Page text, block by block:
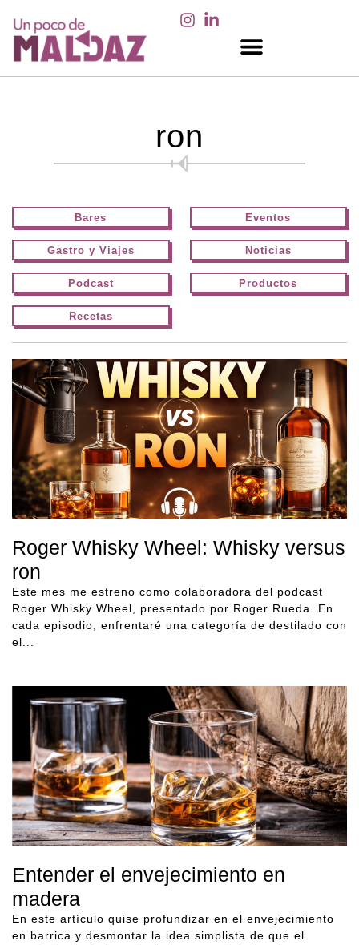
ron
Bares Eventos
Gastro y Viajes Noticias
Podcast Productos
Recetas
Roger Whisky Wheel: Whisky versus
ron
Este mes me estreno como colaboradora del podcast
Roger Whisky Wheel, presentado por Roger Rueda. En
cada episodio, enfrentaré una categoría de destilado con
el...
Entender el envejecimiento en
madera
En este artículo quise profundizar en el envejecimiento
en barrica y desmontar la idea simplista de que el